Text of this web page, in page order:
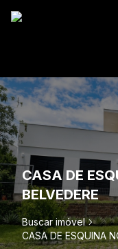
CASA DE
BELVEDERE
Buscar imóvel
CASA DE ESQUINA